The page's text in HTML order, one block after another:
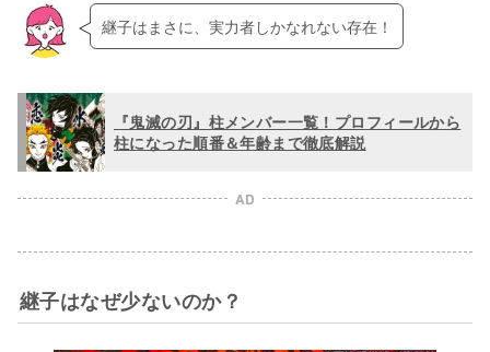
継子はまさに、実力者しかなれない存在！
『鬼滅の刃』柱メンバー一覧！プロフィールから
柱になった順番＆年齢まで徹底解説
AD
継子はなぜ少ないのか？